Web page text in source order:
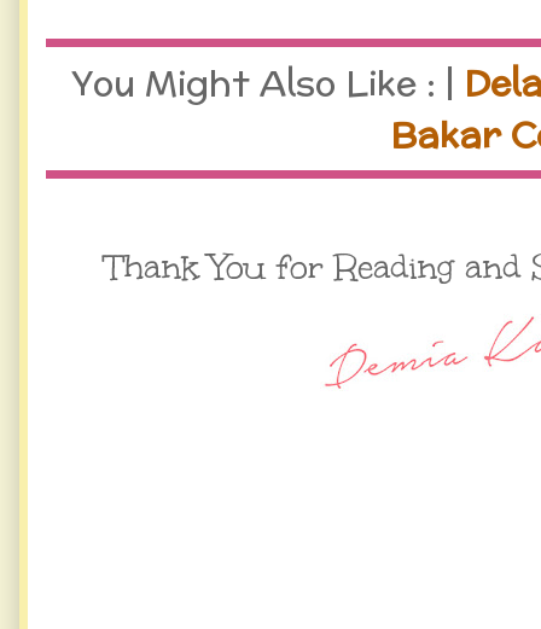
You Might Also Like : |
Bakar
Thank You for Reading and